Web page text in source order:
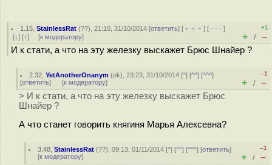
1.15 ,StainlessRat (??), 21:10, 31/10/2014 [ответить] [ ﹢﹢﹢] [ · · ·]
[↓] [↑] [к модератору]
+1
+ / –
И к стати, а что на эту железку выскажет Брюс Шнайер ?
2.32 ,YetAnotherOnanym (ok), 23:23, 31/10/2014 [^] [^^] [^^^]
[ответить] [к модератору]
–1
+ / –
> И к стати, а что на эту железку выскажет Брюс
Шнайер ?
А что станет говорить княгиня Марья Алексевна?
3.48 ,StainlessRat (??), 09:13, 01/11/2014 [^] [^^] [^^^] [ответить]
[к модератору]
–1
+ / –